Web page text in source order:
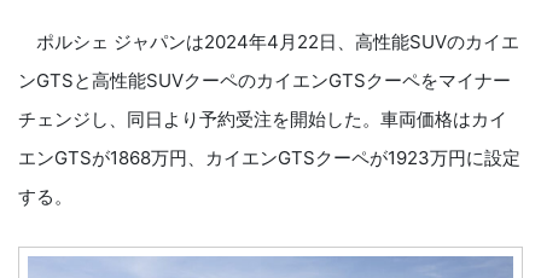
ポルシェ ジャパンは2024年4月22日、高性能SUVのカイエ
ンGTSと高性能SUVクーペのカイエンGTSクーペをマイナー
チェンジし、同日より予約受注を開始した。車両価格はカイ
エンGTSが1868万円、カイエンGTSクーペが1923万円に設定
する。